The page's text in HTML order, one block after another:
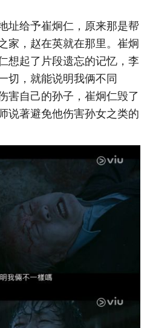
址给予崔炯仁，原来那是帮
家，赵在英就在那里。崔炯
想起了片段遗忘的记忆，李
切，就能说明我俩不同
害自己的孙子，崔炯仁毁了
说著避免他伤害孙女之类的